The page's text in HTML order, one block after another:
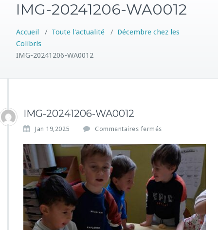
IMG-20241206-WA0012
Accueil / Toute l'actualité / Décembre chez les
Colibris
IMG-20241206-WA0012
IMG-20241206-WA0012
Jan 19,2025 Commentaires fermés
r
M
2
0
4